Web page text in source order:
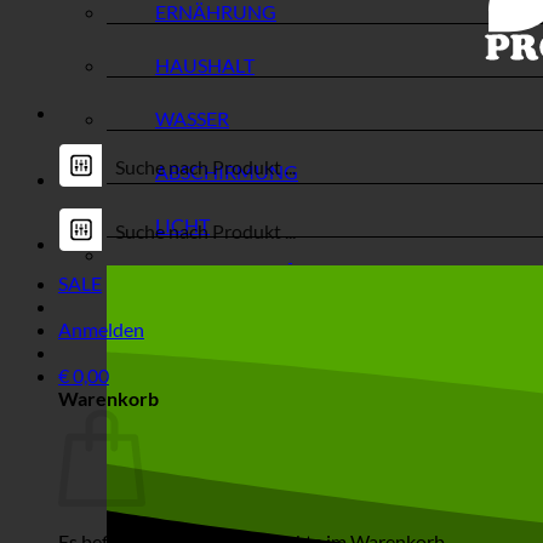
SALE
Anmelden
€0,00
Warenkorb
ERNÄHRUNG
HAUSHALT
WASSER
ABSCHIRMUNG
LICHT